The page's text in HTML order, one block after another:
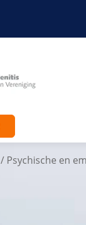
nieuw venster
een nieuw
in een nieuw
in een
opent in
/ Psychische en